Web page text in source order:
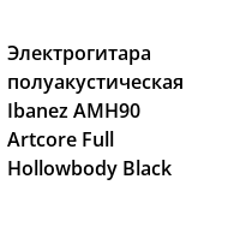
Электрогитара
полуакустическая
Ibanez AMH90
Artcore Full
Hollowbody Black